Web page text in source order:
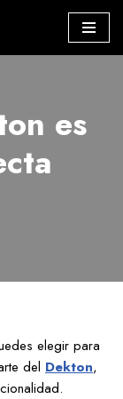
perfecta para
es
elegir para
del Dekton,